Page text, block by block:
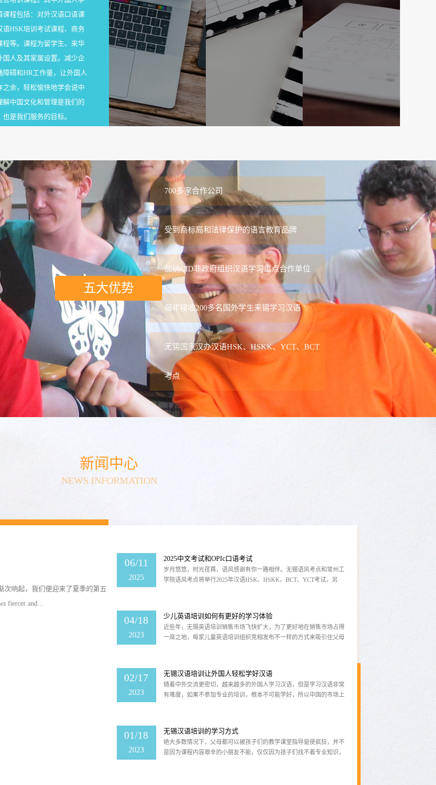
课程包括：对外汉语口语课
语HSK培训考试课程、商务
程等。课程为留学生、来华
国人及其家属设置。减少企
障碍和HR工作量，让外国人
之余，轻松愉快地学会说中
解中国文化和管理是我们的
也是我们服务的目标。
五大优势
700多家合作公司
受到商标局和法律保护的语言教育品牌
加纳CID非政府组织汉语学习重点合作单位
每年接收200多名国外学生来锡学习汉语
无锡国家汉办汉语HSK、HSKK、YCT、BCT
考点
新闻中心
NEWS INFORMATION
次响起，我们便迎来了夏季的第五
fiercer and...
06/11
2025
2025中文考试和OPIc口语考试
岁月悠悠，时光荏苒，语风感谢有你一路相伴。无锡语风考点和常州工
学院语风考点将举行2025年汉语HSK、HSKK、BCT、YCT考试，另
外，我们还组织英语、韩语、...
04/18
2023
少儿英语培训如何有更好的学习体验
近些年，无锡英语培训销售市场飞快扩大，为了更好地在销售市场占得
一席之地，每家儿童英语培训组织竞相发布不一样的方式来吸引住父母
02/17
2023
随着中外交流更密切，越来越多的外国人学习汉语，但是学习汉语非常
有难度，如果不参加专业的培训，根本不可能学好，所以中国的市场上
面也出现了很多的无锡汉语培训公司，无...
01/18
2023
无锡汉语培训的学习方式
绝大多数情况下，父母都可以被孩子们的教学课堂指导驱使疯狂，并不
是因为课程内容艰辛的小朋友不能，仅仅因为孩子们找不着专业知识，
如何不能学，不能掌握孩子们学习培训培...
07/08
2025
小暑至，盛夏始
当清晨的阳光变得愈发灼热，树梢的蝉鸣渐次响起，我们便迎来了夏季
的第五个节气 —— 小暑。As the morning sun grows fiercer and...
07/03 法国南特大学｜国家公立大学国际企业管理硕士...
在浪漫与学术交织的法国南特，南特大学法——亚国际企业管理硕士项
目正以独特的双文凭体系与跨文化培养模式，为你打开通往国际职场的
黄金通道。法国南特公立大学经济管理学...
06/12
2025
人社部中德学生交流计划 |...
华为是全球领先的信息与通信技术（ICT）解决方案供应商，业务覆盖
170多个国家和地区。华为欧洲总部作为公司在欧洲市场的核心枢纽，
承担着推动区域业务发展、深化技术...
2025
04/18
2023
少儿英语培训如何有更好的学习体验
近些年，无锡英语培训销售市场飞快扩大，为了更好地在销售市场占得
一席之地，每家儿童英语培训组织竞相发布不一样的方式来吸引住父母
02/17
2023
无锡汉语培训让外国人轻松学好汉语
随着中外交流更密切，越来越多的外国人学习汉语，但是学习汉语非常
有难度，如果不参加专业的培训，根本不可能学好，所以中国的市场上
01/18
2023
无锡汉语培训的学习方式
绝大多数情况下，父母都可以被孩子们的教学课堂指导驱使疯狂，并不
是因为课程内容艰辛的小朋友不能，仅仅因为孩子们找不着专业知识，
07/08
2025
小暑至，盛夏始
当清晨的阳光变得愈发灼热，树梢的蝉鸣渐次响起，我们便迎来了夏季
的第五个节气 —— 小暑。As the morning sun grows fiercer and...